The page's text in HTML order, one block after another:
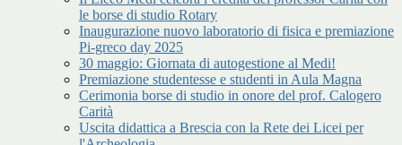
le borse di studio Rotary
Inaugurazione nuovo laboratorio di fisica e premiazione
Pi-greco day 2025
30 maggio: Giornata di autogestione al Medi!
Premiazione studentesse e studenti in Aula Magna
Cerimonia borse di studio in onore del prof. Calogero
Carità
Uscita didattica a Brescia con la Rete dei Licei per